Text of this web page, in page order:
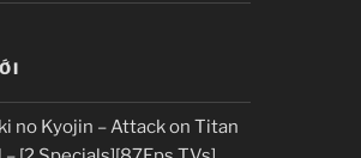
no Kyojin – Attack on Titan